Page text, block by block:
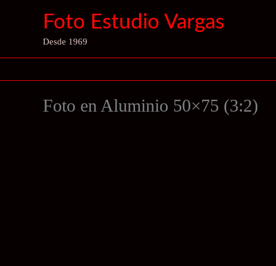
Foto Estudio Vargas
Desde 1969
Foto en Aluminio 50×75 (3:2)